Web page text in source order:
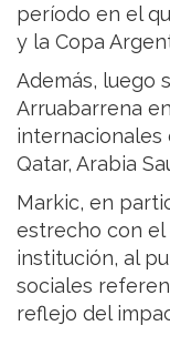
período en el
y la Copa
Además, luego
Arruabarrena
internacionales
Qatar, Arabia
Markic, en
estrecho con
institución, al
sociales
reflejo del